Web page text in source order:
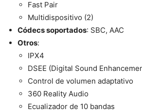
Fast Pair
Multidispositivo (2)
Códecs soportados: SBC, AAC
Otros:
IPX4
DSEE (Digital Sound
Control de volumen adaptativo
360 Reality Audio
Ecualizador de 10 bandas